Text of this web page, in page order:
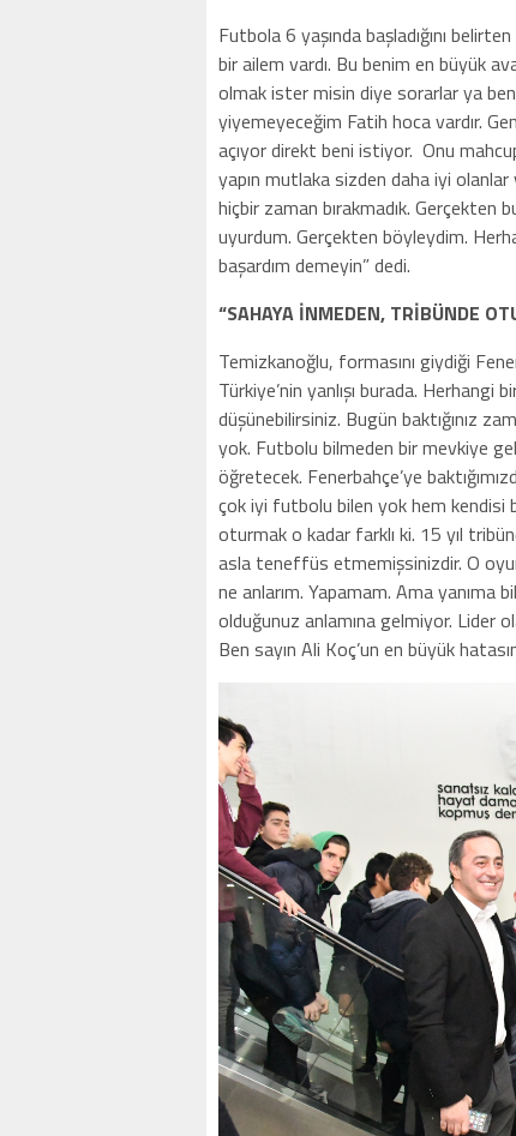
Futbola 6 yaşında başladığını
bir ailem vardı. Bu benim en büyük
olmak ister misin diye sorarlar ya
yiyemeyeceğim Fatih hoca vardır.
açıyor direkt beni istiyor. Onu
yapın mutlaka sizden daha iyi olanlar
hiçbir zaman bırakmadık. Gerçekten
uyurdum. Gerçekten böyleydim.
başardım demeyin” dedi.
“SAHAYA İNMEDEN, TRİBÜNDE
Temizkanoğlu, formasını giydiği
Türkiye’nin yanlışı burada.
düşünebilirsiniz. Bugün baktığınız
yok. Futbolu bilmeden bir mevkiye
öğretecek. Fenerbahçe’ye
çok iyi futbolu bilen yok hem kendisi
oturmak o kadar farklı ki. 15 yıl
asla teneffüs etmemişsinizdir. O
ne anlarım. Yapamam. Ama yanıma
olduğunuz anlamına gelmiyor. Lider
Ben sayın Ali Koç’un en büyük